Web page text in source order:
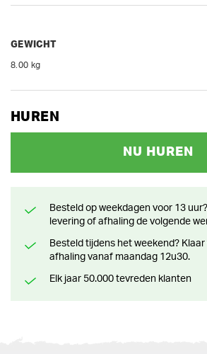
GEWICHT
8.00 kg
HUREN
NU HUREN
Besteld op weekdagen voor 13 uur? Klaar voor
levering of afhaling de volgende
Besteld tijdens het weekend? Klaar voor levering of
afhaling vanaf maandag 12u30.
Elk jaar 50.000 tevreden klanten